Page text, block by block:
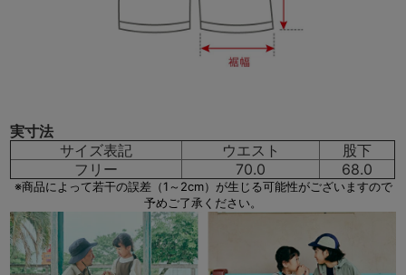
実寸法
サイズ表記
ウエスト
股下
フリー
70.0 68.0
※商品によって若干の誤差（1～2cm）が生じる可能性がございますので
予めご了承ください。